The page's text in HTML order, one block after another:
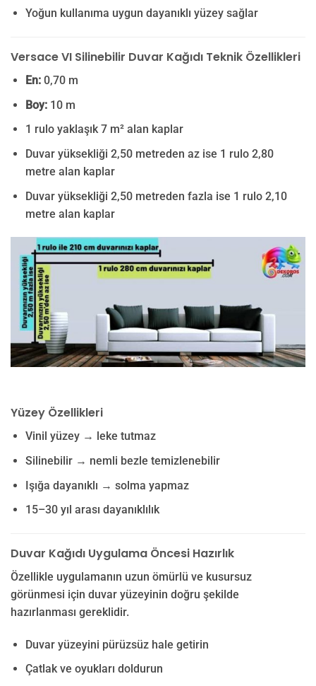
Yoğun kullanıma uygun dayanıklı yüzey sağlar
Versace VI Silinebilir Duvar Kağıdı Teknik Özellikleri
En:0,70 m
Boy:10 m
1 rulo yaklaşık 7 m² alan kaplar
Duvar yüksekliği 2,50 metreden az ise 1 rulo 2,80
metre alan kaplar
Duvar yüksekliği 2,50 metreden fazla ise 1 rulo 2,10
metre alan kaplar
Yüzey Özellikleri
Vinil yüzey → leke tutmaz
Silinebilir → nemli bezle temizlenebilir
Işığa dayanıklı → solma yapmaz
15–30 yıl arası dayanıklılık
Duvar Kağıdı Uygulama Öncesi Hazırlık
Özellikle uygulamanın uzun ömürlü ve kusursuz
görünmesi için duvar yüzeyinin doğru şekilde
hazırlanması gereklidir.
Duvar yüzeyini pürüzsüz hale getirin
Çatlak ve oyukları doldurun